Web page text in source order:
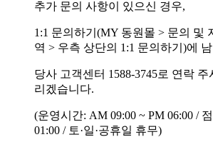
추가 문의 사항이 있으신 경우,
1:1 문의하기(MY 동원몰 > 문의 및
역 > 우측 상단의 1:1 문의하기)에
당사 고객센터 1588-3745로 연락
리겠습니다.
(운영시간: AM 09:00 ~ PM 06:00 /
01:00 / 토·일·공휴일 휴무)